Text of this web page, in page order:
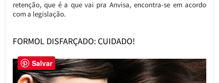
retenção, que é a que vai pra Anvisa, encontra-se em acordo
com a legislação.
FORMOL DISFARÇADO: CUIDADO!
Salvar